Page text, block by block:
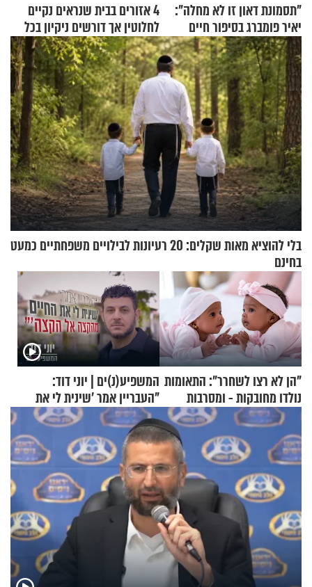
"תסמונת דאון זו לא מחלה":
יאיר פומברג בסיפור חיים
מעורר השראה
4 אזורים בבית שנראים נקיים
לחלוטין אך דורשים ניקיון בכל
סוף שבוע
בלי להוציא מאות שקלים: 20 רעיונות לבילויים משפחתיים כמעט
בחינם
"הן לא רצו לשחרר": התאומות
נולדו מחובקות - ומסרבות
להיפרד
המשפיע(נ)ים | יוני דוד:
"העבריין אמר 'שינית לי את
החיים מהקצה אל הקצה'"